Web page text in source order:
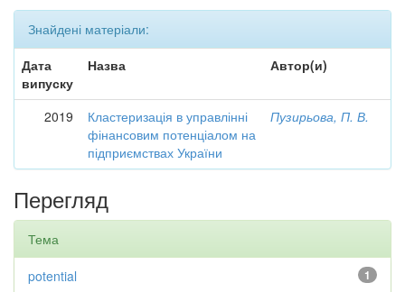
Знайдені матеріали:
Дата
випуску
Назва Автор(и)
2019
Кластеризація в управлінні
фінансовим потенціалом на
підприємствах України
Пузирьова, П. В.
Перегляд
Тема
1
potential